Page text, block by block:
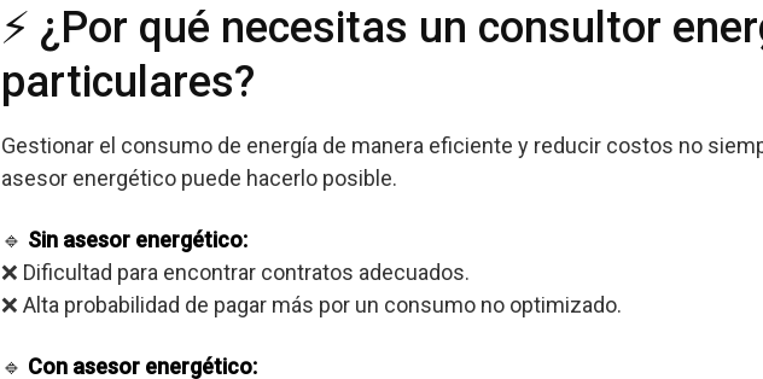
⚡ ¿Por qué necesitas un consultor
particulares?
Gestionar el consumo de energía de manera eficiente y reducir costos no
asesor energético puede hacerlo posible.
🔹 Sin asesor energético:
❌ Dificultad para encontrar contratos adecuados.
❌ Alta probabilidad de pagar más por un consumo no optimizado.
🔹 Con asesor energético: